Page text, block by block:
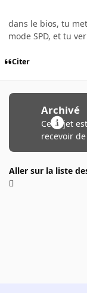
dans le bios, tu
mode SPD, et tu
Citer
Archivé
Ce sujet
recevoir
Aller sur la liste